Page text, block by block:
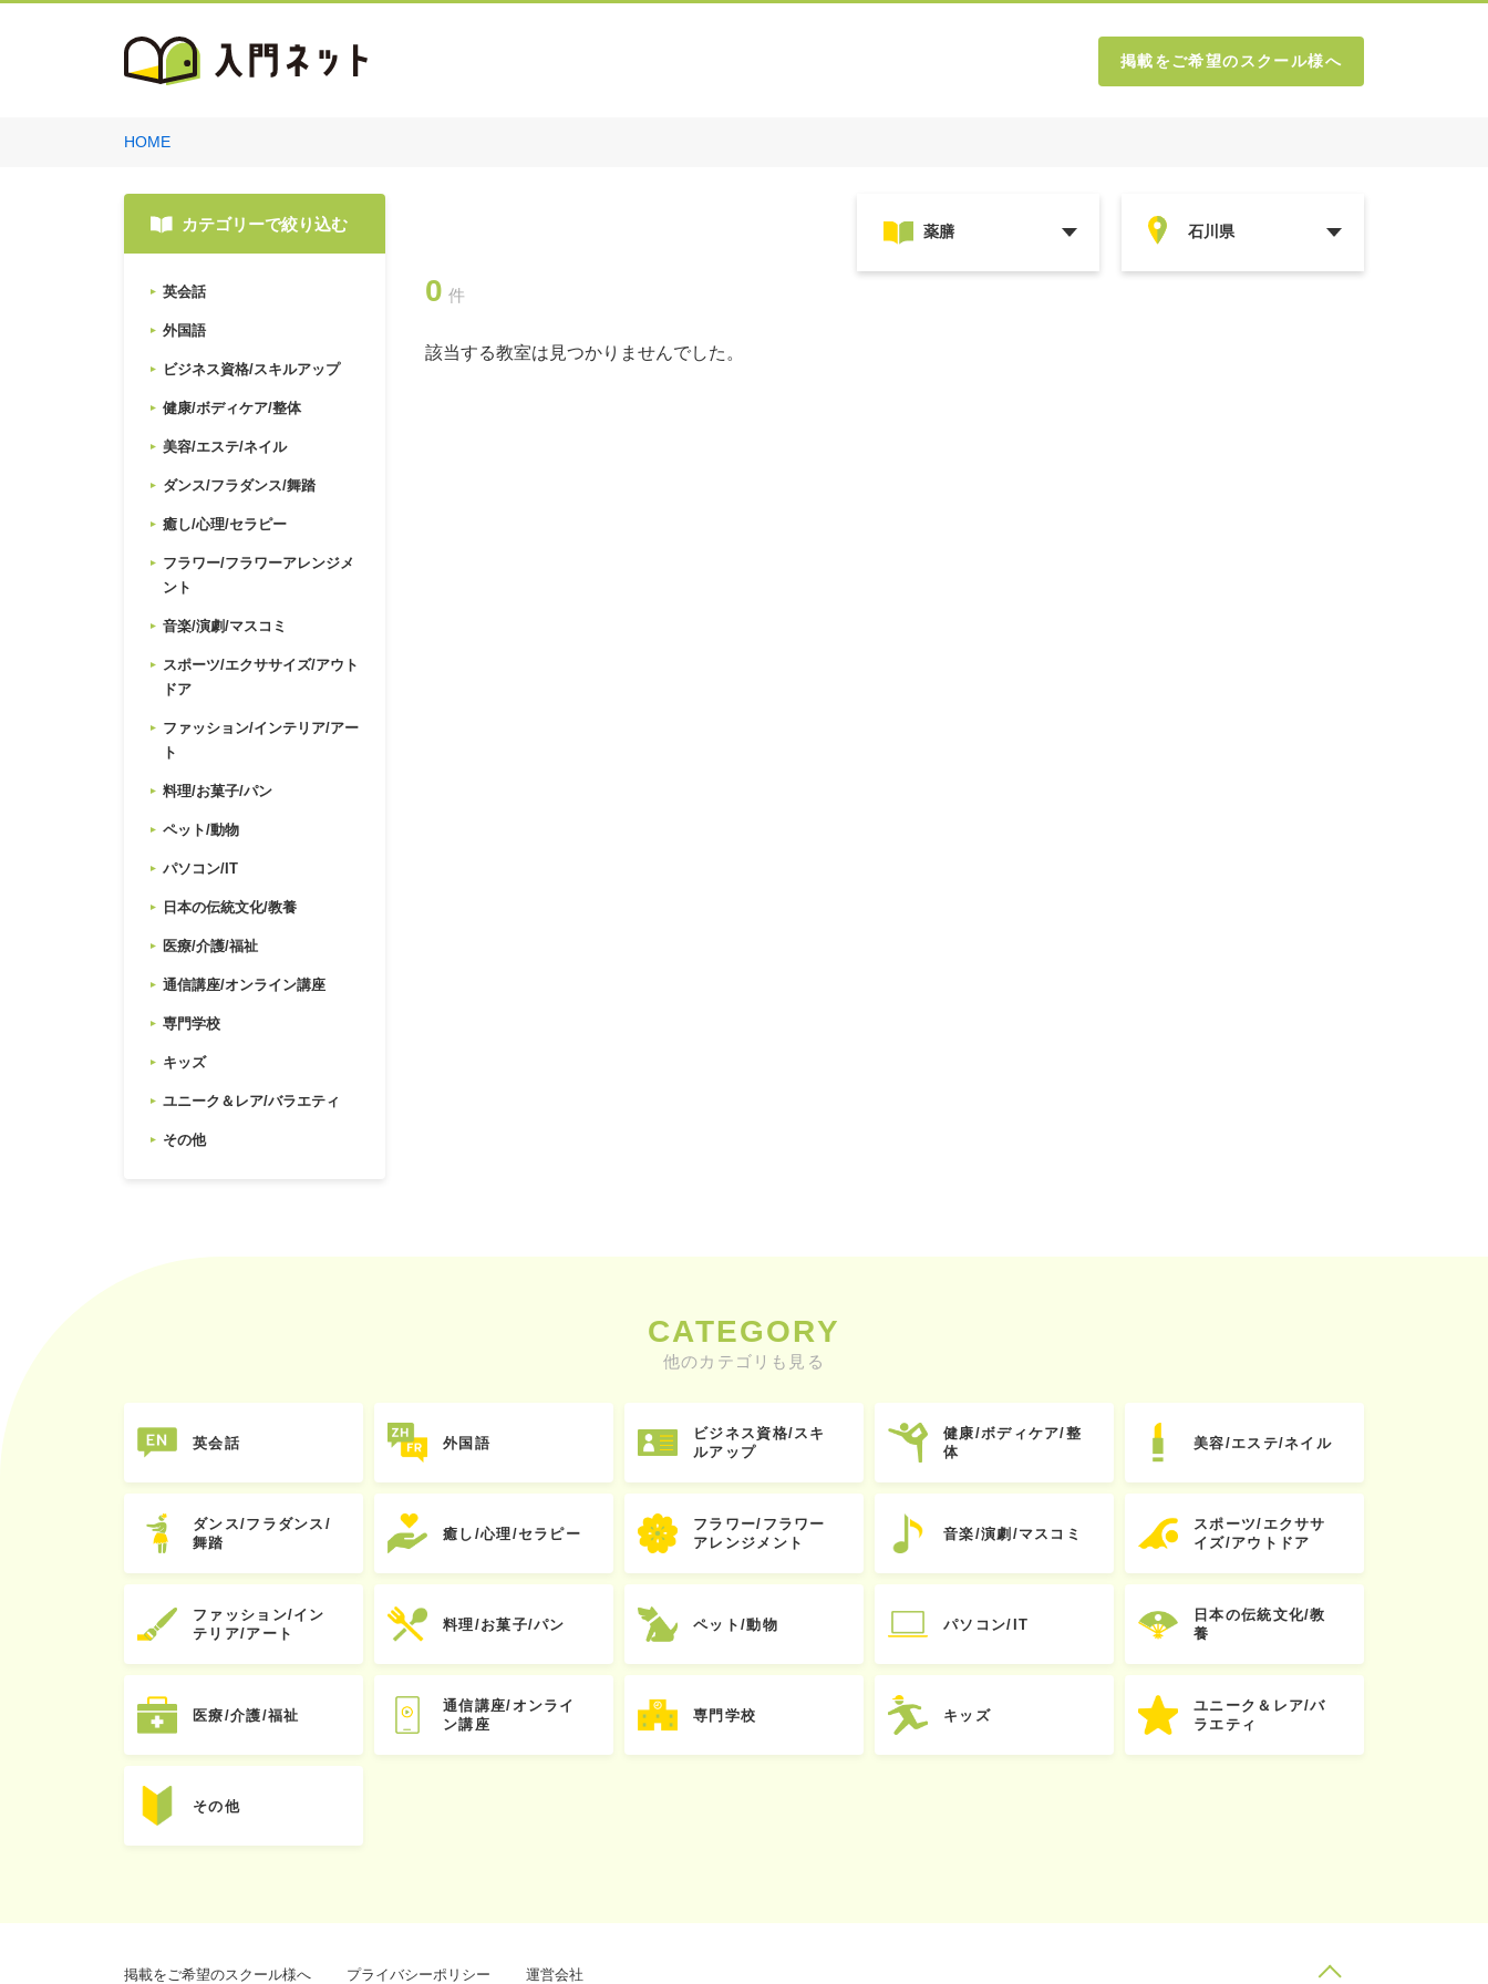
掲載をご希望のスクール様へ
HOME
カテゴリーで絞り込む
英会話
外国語
ビジネス資格/スキルアップ
健康/ボディケア/整体
美容/エステ/ネイル
ダンス/フラダンス/舞踏
癒し/心理/セラピー
フラワー/フラワーアレンジメ
ント
音楽/演劇/マスコミ
スポーツ/エクササイズ/アウト
ドア
ファッション/インテリア/アー
ト
料理/お菓子/パン
ペット/動物
パソコン/IT
日本の伝統文化/教養
医療/介護/福祉
通信講座/オンライン講座
専門学校
キッズ
ユニーク＆レア/バラエティ
その他
0 件
該当する教室は見つかりませんでした。
CATEGORY
他のカテゴリも見る
英会話 外国語
ビジネス資格/スキ
ルアップ
健康/ボディケア/整
体
美容/エステ/ネイル
ダンス/フラダンス/
舞踏
癒し/心理/セラピー
フラワー/フラワー
アレンジメント
音楽/演劇/マスコミ
スポーツ/エクササ
イズ/アウトドア
ファッション/イン
テリア/アート
料理/お菓子/パン ペット/動物 パソコン/IT
日本の伝統文化/教
養
医療/介護/福祉
通信講座/オンライ
ン講座
専門学校 キッズ
ユニーク＆レア/バ
ラエティ
その他
掲載をご希望のスクール様へ プライバシーポリシー 運営会社